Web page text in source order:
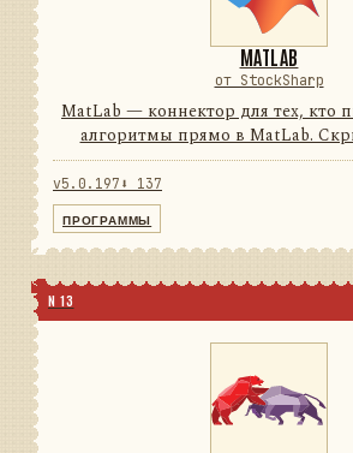
MATLAB
от StockSharp
MatLab — коннектор для тех, кто
алгоритмы прямо в MatLab.
рыночные данные в
отправляет заявки, не выходя из
74подключений0строк
v5.0.197 ⬇ 137
ПРОГРАММЫ
N 13